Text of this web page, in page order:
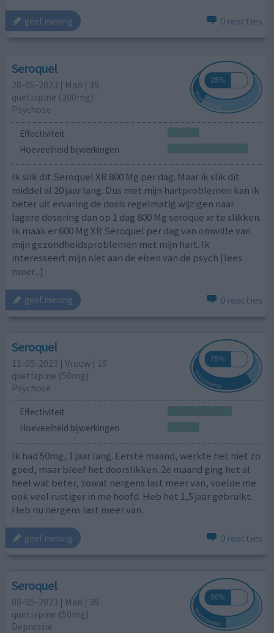
geef mening 0 reacties
Seroquel
28-05-2023 | Man | 39
quetiapine (300mg)
Psychose
Effectiviteit
Hoeveelheid bijwerkingen
Ik slik dit Seroquel XR 800 Mg per dag. Maar ik slik dit
middel al 20 jaar lang. Dus met mijn hartproblemen kan ik
beter uit ervaring de dosis regelmatig wijzigen naar
lagere dosering dan op 1 dag 800 Mg seroque xr te slikken.
Ik maak er 600 Mg XR Seroquel per dag van omwille van
mijn gezondheidsproblemen met mijn hart. Ik
interesseert mijn niet aan de eisen van de psych [lees
meer...]
geef mening 0 reacties
Seroquel
11-05-2023 | Vrouw | 19
quetiapine (50mg)
Psychose
Effectiviteit
Hoeveelheid bijwerkingen
Ik had 50mg, 1 jaar lang. Eerste maand, werkte het niet zo
goed, maar bleef het doorslikken. 2e maand ging het al
heel wat beter, zowat nergens last meer van, voelde me
ook veel rustiger in me hoofd. Heb het 1,5 jaar gebruikt.
Heb nu nergens last meer van.
geef mening 0 reacties
Seroquel
08-05-2023 | Man | 39
quetiapine (50mg)
Depressie